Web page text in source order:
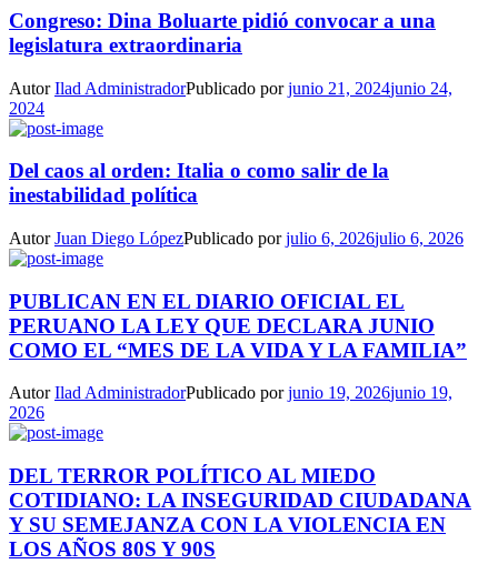
Congreso: Dina Boluarte pidió convocar a una
legislatura extraordinaria
AutorIlad AdministradorPublicado porjunio 21, 2024junio 24,
2024
Del caos al orden: Italia o como salir de la
inestabilidad política
AutorJuan Diego LópezPublicado porjulio 6, 2026julio 6, 2026
PUBLICAN EN EL DIARIO OFICIAL EL
PERUANO LA LEY QUE DECLARA JUNIO
COMO EL “MES DE LA VIDA Y LA FAMILIA”
AutorIlad AdministradorPublicado porjunio 19, 2026junio 19,
2026
DEL TERROR POLÍTICO AL MIEDO
COTIDIANO: LA INSEGURIDAD CIUDADANA
Y SU SEMEJANZA CON LA VIOLENCIA EN
LOS AÑOS 80S Y 90S